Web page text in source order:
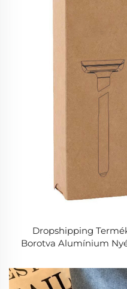
Dropshipping
Borotva Alumínium